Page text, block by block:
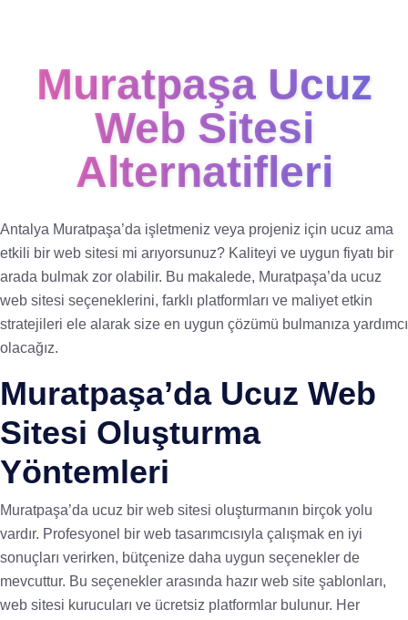
Muratpaşa Ucuz
Web Sitesi
Alternatifleri
Antalya Muratpaşa’da işletmeniz veya projeniz için ucuz ama
etkili bir web sitesi mi arıyorsunuz? Kaliteyi ve uygun fiyatı bir
arada bulmak zor olabilir. Bu makalede, Muratpaşa’da ucuz
web sitesi seçeneklerini, farklı platformları ve maliyet etkin
stratejileri ele alarak size en uygun çözümü bulmanıza yardımcı
olacağız.
Muratpaşa’da Ucuz Web
Sitesi Oluşturma
Yöntemleri
Muratpaşa’da ucuz bir web sitesi oluşturmanın birçok yolu
vardır. Profesyonel bir web tasarımcısıyla çalışmak en iyi
sonuçları verirken, bütçenize daha uygun seçenekler de
mevcuttur. Bu seçenekler arasında hazır web site şablonları,
web sitesi kurucuları ve ücretsiz platformlar bulunur. Her